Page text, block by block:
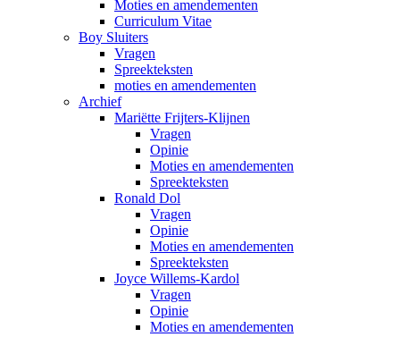
Moties en amendementen
Curriculum Vitae
Boy Sluiters
Vragen
Spreekteksten
moties en amendementen
Archief
Mariëtte Frijters-Klijnen
Vragen
Opinie
Moties en amendementen
Spreekteksten
Ronald Dol
Vragen
Opinie
Moties en amendementen
Spreekteksten
Joyce Willems-Kardol
Vragen
Opinie
Moties en amendementen